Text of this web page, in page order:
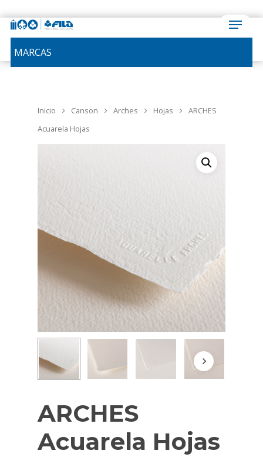
MARCAS
Inicio Canson Arches Hojas
ARCHES
Acuarela Hojas
ARCHES
Acuarela Hojas